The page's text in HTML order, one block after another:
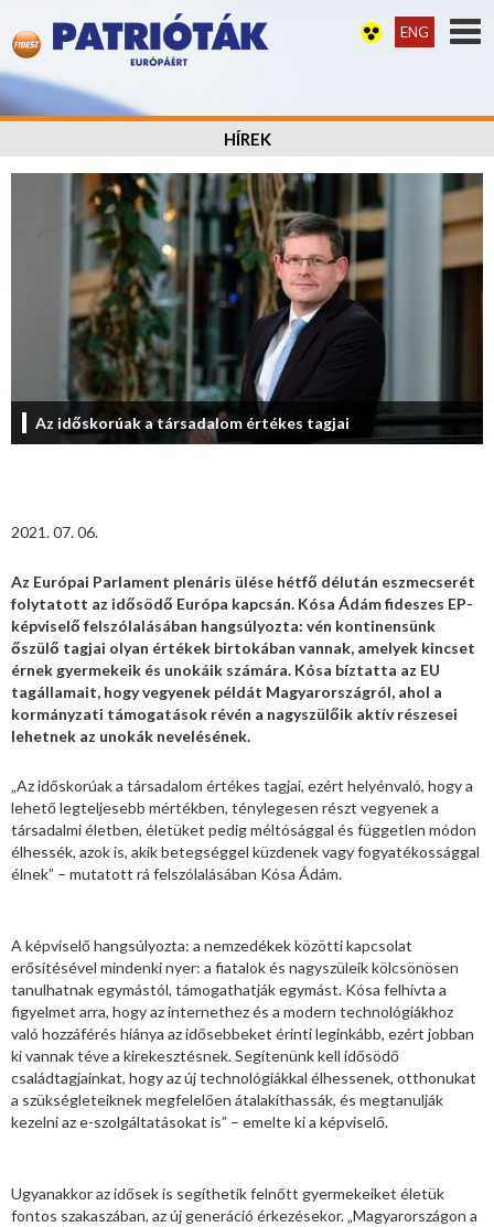
ENG
HÍREK
Az időskorúak a társadalom értékes tagjai
2021. 07. 06.
Az Európai Parlament plenáris ülése hétfő délután eszmecserét
folytatott az idősödő Európa kapcsán. Kósa Ádám fideszes EP-
képviselő felszólalásában hangsúlyozta: vén kontinensünk
őszülő tagjai olyan értékek birtokában vannak, amelyek kincset
érnek gyermekeik és unokáik számára. Kósa bíztatta az EU
tagállamait, hogy vegyenek példát Magyarországról, ahol a
kormányzati támogatások révén a nagyszülőik aktív részesei
lehetnek az unokák nevelésének.
„Az időskorúak a társadalom értékes tagjai, ezért helyénvaló, hogy a
lehető legteljesebb mértékben, ténylegesen részt vegyenek a
társadalmi életben, életüket pedig méltósággal és független módon
élhessék, azok is, akik betegséggel küzdenek vagy fogyatékossággal
élnek” – mutatott rá felszólalásában Kósa Ádám.
A képviselő hangsúlyozta: a nemzedékek közötti kapcsolat
erősítésével mindenki nyer: a fiatalok és nagyszüleik kölcsönösen
tanulhatnak egymástól, támogathatják egymást. Kósa felhívta a
figyelmet arra, hogy az internethez és a modern technológiákhoz
való hozzáférés hiánya az idősebbeket érinti leginkább, ezért jobban
ki vannak téve a kirekesztésnek. Segítenünk kell idősödő
családtagjainkat, hogy az új technológiákkal élhessenek, otthonukat
a szükségleteiknek megfelelően átalakíthassák, és megtanulják
kezelni az e-szolgáltatásokat is” – emelte ki a képviselő.
Ugyanakkor az idősek is segíthetik felnőtt gyermekeiket életük
fontos szakaszában, az új generáció érkezésekor. „Magyarországon a